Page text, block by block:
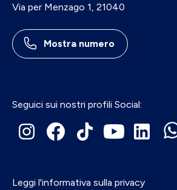
Via per Menzago 1, 21040
Mostra numero
Seguici sui nostri profili Social:
Leggi l'informativa sulla privacy